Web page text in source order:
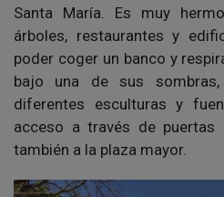
Santa María. Es muy
árboles, restaurantes y
poder coger un banco y
bajo una de sus
diferentes esculturas y
acceso a través de
también a la plaza mayor.